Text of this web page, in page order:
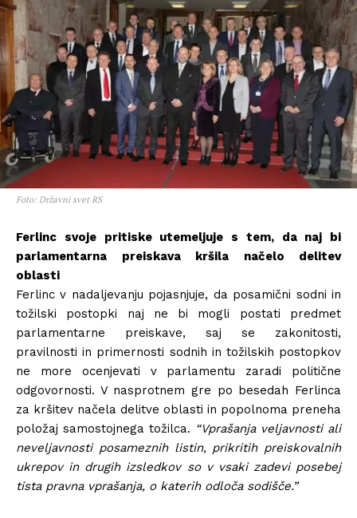
Foto: Državni svet RS
Ferlinc svoje pritiske utemeljuje s tem, da naj bi
parlamentarna preiskava kršila načelo delitev
oblasti
Ferlinc v nadaljevanju pojasnjuje, da posamični sodni in
tožilski postopki naj ne bi mogli postati predmet
parlamentarne preiskave, saj se zakonitosti,
pravilnosti in primernosti sodnih in tožilskih postopkov
ne more ocenjevati v parlamentu zaradi politične
odgovornosti. V nasprotnem gre po besedah Ferlinca
za kršitev načela delitve oblasti in popolnoma preneha
položaj samostojnega tožilca. “Vprašanja veljavnosti ali
neveljavnosti posameznih listin, prikritih preiskovalnih
ukrepov in drugih izsledkov so v vsaki zadevi posebej
tista pravna vprašanja, o katerih odloča sodišče.”